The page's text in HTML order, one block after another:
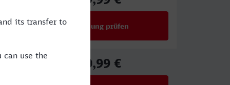
Verbindung prüfen
50,99 €